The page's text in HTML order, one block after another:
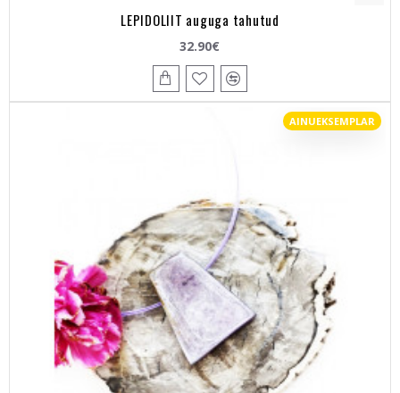
LEPIDOLIIT auguga tahutud
32.90€
AINUEKSEMPLAR